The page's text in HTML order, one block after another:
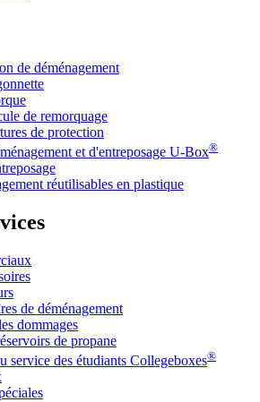
de déménagement
de remorquage
de protection
et d'entreposage U-Box®
réutilisables en plastique
de déménagement
dommages
de propane
service des étudiants Collegeboxes®